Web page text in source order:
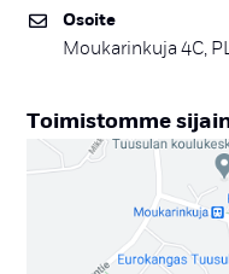
Osoi­te
Moukarinkuja 4C,
Toi­mis­tom­me